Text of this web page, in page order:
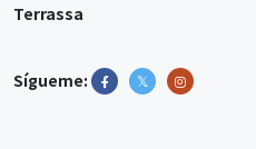
Terrassa
Sígueme: